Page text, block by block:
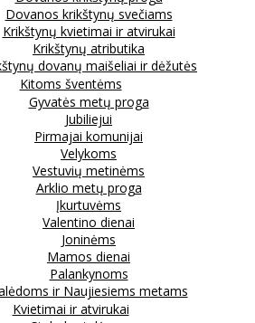
Dovanos krikštynų svečiams
Krikštynų kvietimai ir atvirukai
Krikštynų atributika
dovanų maišeliai ir dėžutės
Kitoms šventėms
Gyvatės metų proga
Jubiliejui
Pirmajai komunijai
Velykoms
Vestuvių metinėms
Arklio metų proga
Įkurtuvėms
Valentino dienai
Joninėms
Mamos dienai
Palankynoms
ir Naujiesiems metams
Kvietimai ir atvirukai